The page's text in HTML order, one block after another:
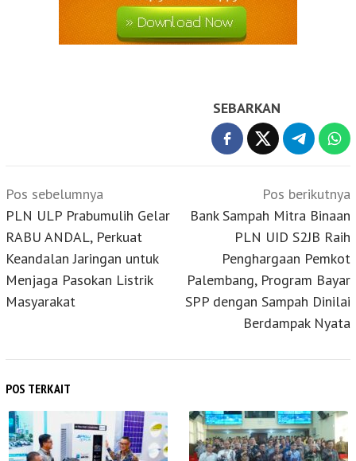
SEBARKAN
Navigasi
pos
Pos sebelumnya
PLN ULP Prabumulih Gelar
RABU ANDAL, Perkuat
Keandalan Jaringan untuk
Menjaga Pasokan Listrik
Masyarakat
Pos berikutnya
Bank Sampah Mitra Binaan
PLN UID S2JB Raih
Penghargaan Pemkot
Palembang, Program Bayar
SPP dengan Sampah Dinilai
Berdampak Nyata
POS TERKAIT